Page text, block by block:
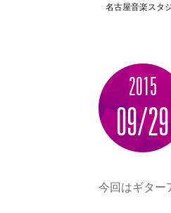
名古屋音楽スタ
2015
09/29
今回はギタ